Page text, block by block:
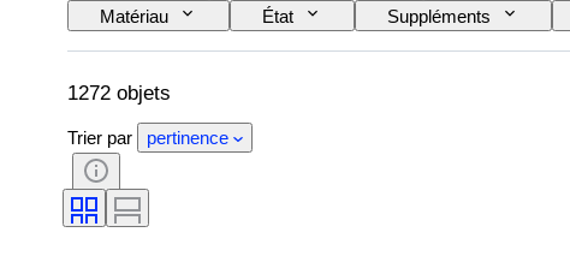
Matériau
État Suppléments
Compagnie ferroviaire
Époque
1272 objets
Trier par pertinence